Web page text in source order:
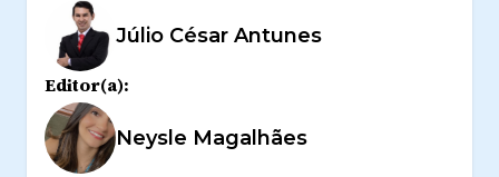
Júlio César Antunes
Editor(a):
Neysle Magalhães